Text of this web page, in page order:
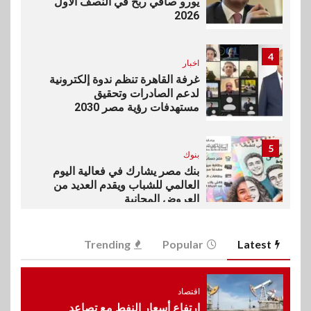
2026
4
اخبار
غرفة القاهرة تنظم ندوة إلكترونية
لدعم الصادرات وتحقيق
مستهدفات رؤية مصر 2030
5
بنوك
بنك مصر يشارك في فعالية اليوم
العالمي للشباب ويقدم العديد من
العروض المجانية
6
بنوك
بنك QNB مصر يعزز جاهزية
للنمو والتوسع
Latest
Popular
Trending
اقتصاد
ارتفاع أسعار النفط مع تصاعد